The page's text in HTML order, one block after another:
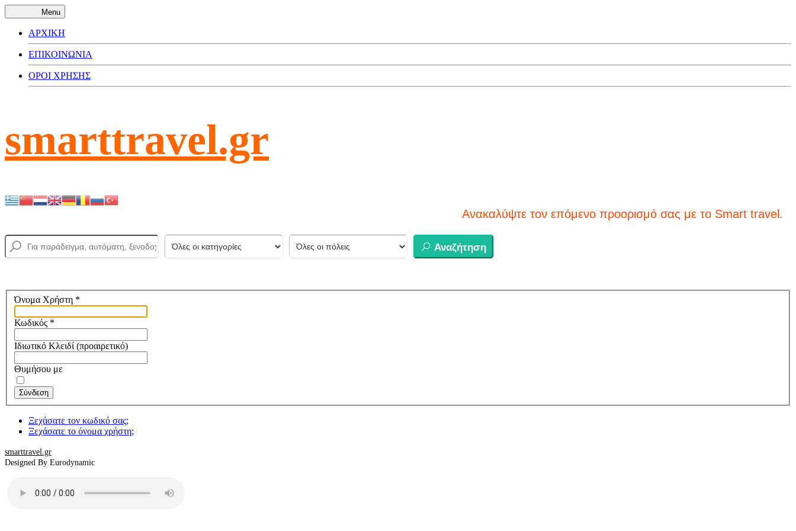
Menu
ΑΡΧΙΚΗ
ΕΠΙΚΟΙΝΩΝΙΑ
ΟΡΟΙ ΧΡΗΣΗΣ
smarttravel.gr
Ανακαλύψτε τον επόμενο προορισμό σας με το Smart travel.
Αναζήτηση
Όνομα Χρήστη *
Κωδικός *
Ιδιωτικό Κλειδί (προαιρετικό)
Θυμήσου με
Σύνδεση
Ξεχάσατε τον κωδικό σας;
Ξεχάσατε το όνομα χρήστη;
smarttravel.gr
Designed By Eurodynamic